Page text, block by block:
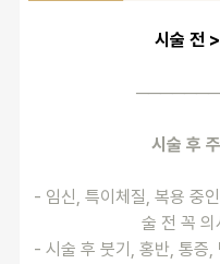
시술 전
시술 후
- 임신, 특이체질, 복용 중
술 전 꼭 의
- 시술 후 붓기, 홍반, 통증,